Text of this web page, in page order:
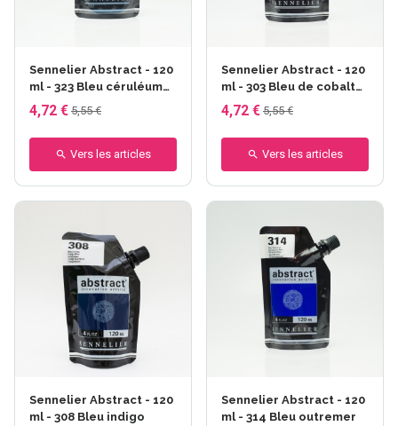
Sennelier Abstract - 120
ml - 323 Bleu céruléum
imit.
4,72 € 5,55 €
Vers les articles
Sennelier Abstract - 120
ml - 303 Bleu de cobalt
imit.
4,72 € 5,55 €
Vers les articles
Sennelier Abstract - 120
ml - 308 Bleu indigo
Sennelier Abstract - 120
ml - 314 Bleu outremer